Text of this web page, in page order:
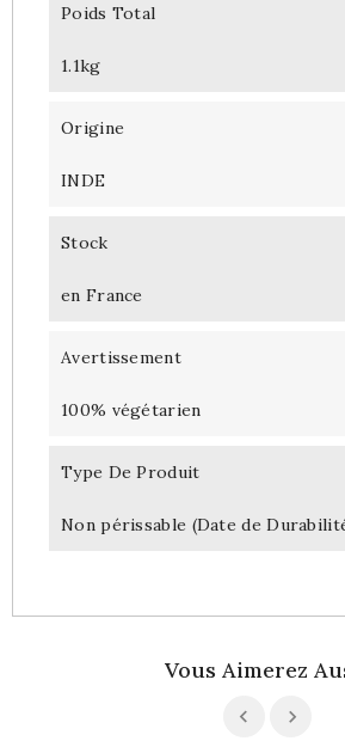
Poids Total
1.1kg
Origine
INDE
Stock
en France
Avertissement
100% végétarien
Type De Produit
Non périssable (Date de
Vous Aimerez